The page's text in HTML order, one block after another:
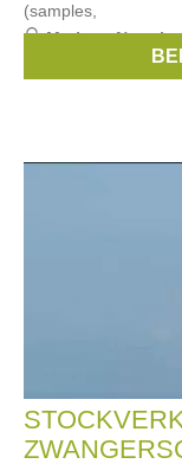
(samples,
Merken:Noppies
, ...